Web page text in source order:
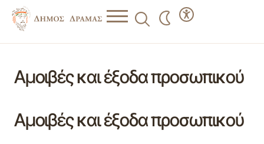
Αμοιβές και έξοδα προσωπικού
Αμοιβές και έξοδα προσωπικού